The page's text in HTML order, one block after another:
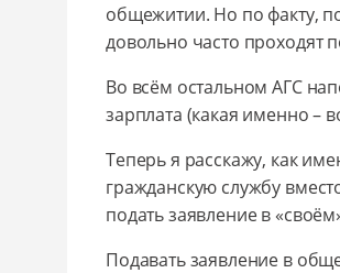
общежитии. Но по факту,
довольно часто проходят
Во всём остальном АГС
зарплата (какая именно –
Теперь я расскажу, как
гражданскую службу
подать заявление в
Подавать заявление в